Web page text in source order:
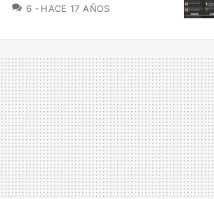
6 COMENTARIOS
HACE 17 AÑOS